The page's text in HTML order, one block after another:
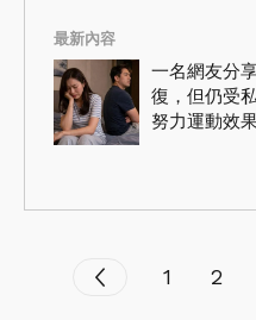
最新內容
一名網友分
復，但仍受
努力運動效
1 2